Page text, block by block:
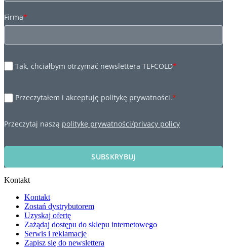
Firma*
Tak, chciałbym otrzymać newslettera TEFCOLD*
Przeczytałem i akceptuję politykę prywatności.*
Przeczytaj naszą politykę prywatności/privacy policy
SUBSKRYBUJ
Kontakt
Kontakt
Zostań dystrybutorem
Uzyskaj ofertę
Zażądaj dostępu do sklepu internetowego
Serwis i reklamacje
Zapisz się do newslettera